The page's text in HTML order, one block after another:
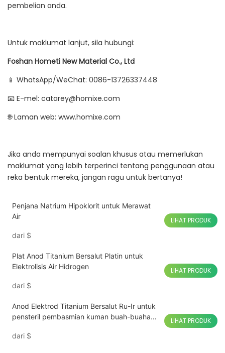
pembelian anda.
Untuk maklumat lanjut, sila hubungi:
Foshan Hometi New Material Co., Ltd
📱 WhatsApp/WeChat: 0086-13726337448
📧 E-mel: catarey@homixe.com
🌐 Laman web: www.homixe.com
Jika anda mempunyai soalan khusus atau memerlukan
maklumat yang lebih terperinci tentang penggunaan atau
reka bentuk mereka, jangan ragu untuk bertanya!
Penjana Natrium Hipoklorit untuk Merawat
Air
dari $
LIHAT PRODUK
Plat Anod Titanium Bersalut Platin untuk
Elektrolisis Air Hidrogen
dari $
LIHAT PRODUK
Anod Elektrod Titanium Bersalut Ru-Ir untuk
pensteril pembasmian kuman buah-buahan
dari $
LIHAT PRODUK